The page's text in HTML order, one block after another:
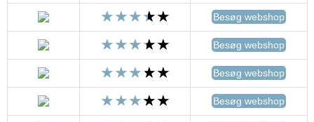
Besøg webshop
Besøg webshop
Besøg webshop
Besøg webshop